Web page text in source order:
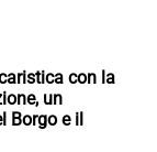
con la
un
Borgo e il